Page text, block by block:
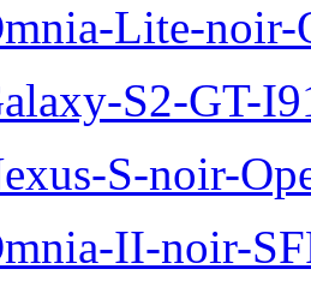
Lite-
S2-GT-
S-noir-
II-noir-